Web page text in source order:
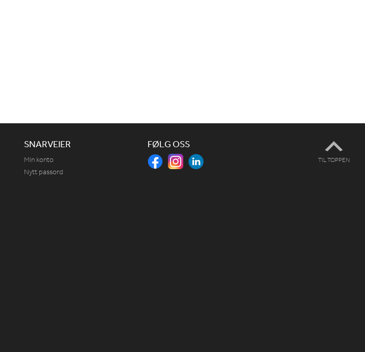
SNARVEIER
Min konto
Nytt passord
FØLG OSS
TIL TOPPEN